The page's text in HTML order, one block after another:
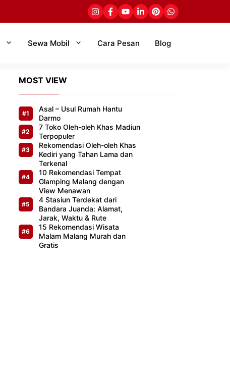
Sewa Mobil Cara Pesan Blog
MOST VIEW
Asal – Usul Rumah Hantu
Darmo
7 Toko Oleh-oleh Khas Madiun
Terpopuler
Rekomendasi Oleh-oleh Khas
Kediri yang Tahan Lama dan
Terkenal
10 Rekomendasi Tempat
Glamping Malang dengan
View Menawan
4 Stasiun Terdekat dari
Bandara Juanda: Alamat,
Jarak, Waktu & Rute
15 Rekomendasi Wisata
Malam Malang Murah dan
Gratis